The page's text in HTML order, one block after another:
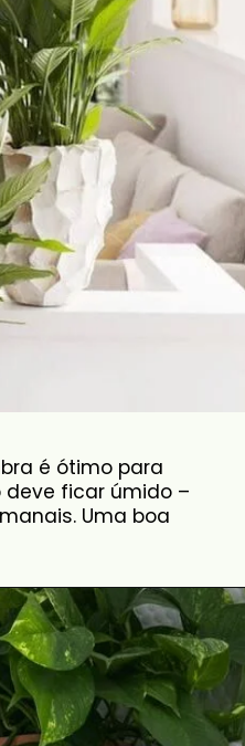
é ótimo para
deve ficar úmido –
Uma boa